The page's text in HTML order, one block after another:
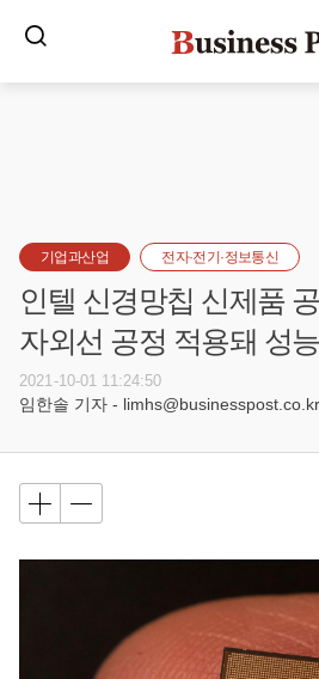
기업과산업 전자·전기·정보통신
인텔 신경망칩 신제품
자외선 공정 적용돼 성
2021-10-01 11:24:50
임한솔 기자 - limhs@businesspost.co.kr